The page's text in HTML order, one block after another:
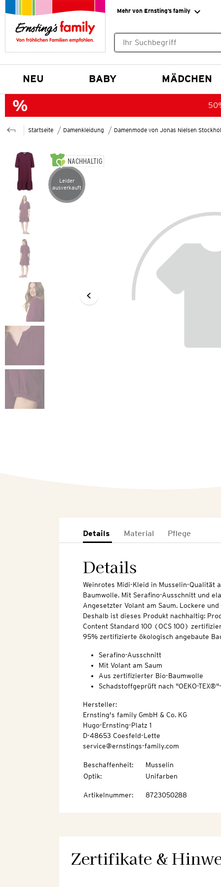
Mehr von Ernsting’s family
NEU BABY MÄDCHEN
Startseite Damenkleidung Damenmode von Jonas Nielsen
NACHHALTIG
Artikel leider ausverkauft
Leider
ausverkauft
Details Material Pflege
Details
Weinrotes Midi-Kleid in Musselin-Qualität
Baumwolle. Mit Serafino-Ausschnitt und
Angesetzter Volant am Saum. Lockere
Deshalb ist dieses Produkt nachhaltig:
Content Standard 100 (OCS 100)
95% zertifizierte ökologisch angebaute
Serafino-Ausschnitt
Mit Volant am Saum
Aus zertifizierter Bio-Baumwolle
Schadstoffgeprüft nach "OEKO-
Hersteller:
Ernsting's family GmbH & Co. KG
Hugo-Ernsting-Platz 1
D-48653 Coesfeld-Lette
service@ernstings-family.com
Beschaffenheit:
Musselin
Optik: Unifarben
Artikelnummer: 8723050288
Zertifikate &